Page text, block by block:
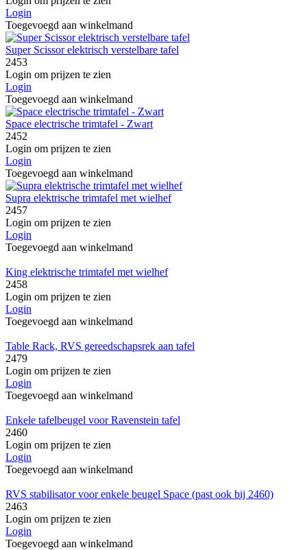
Login
Toegevoegd aan winkelmand
Super Scissor elektrisch verstelbare tafel
2453
Login om prijzen te zien
Login
Toegevoegd aan winkelmand
Space electrische trimtafel - Zwart
2452
Login om prijzen te zien
Login
Toegevoegd aan winkelmand
Supra elektrische trimtafel met wielhef
2457
Login om prijzen te zien
Login
Toegevoegd aan winkelmand
King elektrische trimtafel met wielhef
2458
Login om prijzen te zien
Login
Toegevoegd aan winkelmand
Table Rack, RVS gereedschapsrek aan tafel
2479
Login om prijzen te zien
Login
Toegevoegd aan winkelmand
Enkele tafelbeugel voor Ravenstein tafel
2460
Login om prijzen te zien
Login
Toegevoegd aan winkelmand
RVS stabilisator voor enkele beugel Space (past ook bij 2460)
2463
Login om prijzen te zien
Login
Toegevoegd aan winkelmand